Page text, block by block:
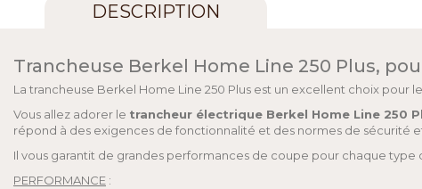
DESCRIPTION
Trancheuse Berkel Home Line 250 Plus,
La trancheuse Berkel Home Line 250 Plus est un excellent choix pour
Vous allez adorer le trancheur électrique Berkel Home Line 250
répond à des exigences de fonctionnalité et des normes de sécurité
Il vous garantit de grandes performances de coupe pour chaque type
PERFORMANCE :